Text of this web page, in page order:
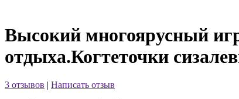
Высокий многоярусный
отдыха.Когтеточки
3 отзывов | Написать отзыв